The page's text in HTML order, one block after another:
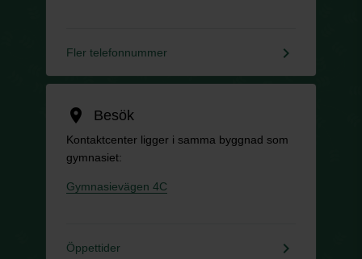
Fler telefonnummer keyboard_arrow_right
location_on Besök
Kontaktcenter ligger i samma byggnad som
gymnasiet:
Gymnasievägen 4C
Öppettider keyboard_arrow_right